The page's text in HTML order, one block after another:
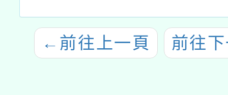
← 前往上一頁 前往